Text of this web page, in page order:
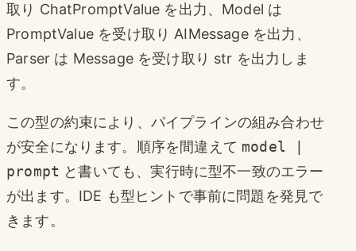
取り ChatPromptValue を出力、Model は
PromptValue を受け取り AIMessage を出力、
Parser は Message を受け取り str を出力しま
す。
この型の約束により、パイプラインの組み合わせ
が安全になります。順序を間違えて model |
prompt と書いても、実行時に型不一致のエラー
が出ます。IDE も型ヒントで事前に問題を発見で
きます。